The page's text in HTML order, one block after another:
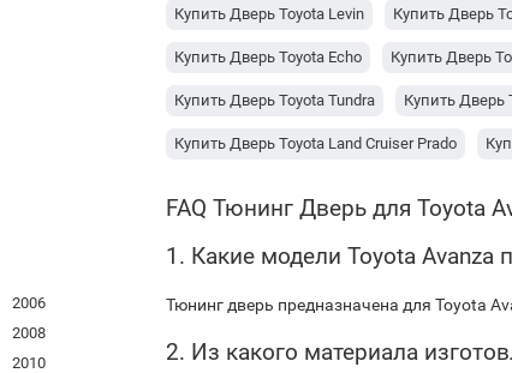
2006
2008
2010
Купить Дверь Toyota Levin Купить Дверь
Купить Дверь Toyota Echo Купить Дверь
Купить Дверь Toyota Tundra Купить Дверь
Купить Дверь Toyota Land Cruiser Prado
Купить Дверь Lexus NX-серия Купить
Купить Дверь Lexus ES-серия Купить
FAQ Тюнинг Дверь для Toyota
1. Какие модели Toyota Avanza
Тюнинг дверь предназначена для Toyota
2. Из какого материала